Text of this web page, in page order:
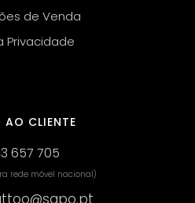
de Venda
Privacidade
CLIENTE
657 705
rede móvel nacional)